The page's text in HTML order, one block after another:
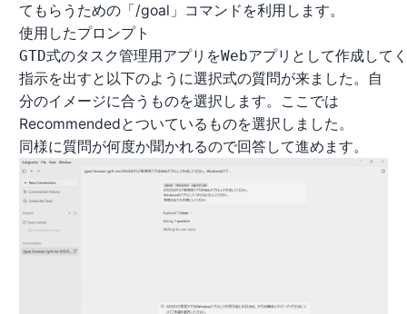
てもらうための「/goal」コマンドを利用します。
使用したプロンプト
GTD式のタスク管理用アプリをWebアプリとして作成し
指示を出すと以下のように選択式の質問が来ました。自
分のイメージに合うものを選択します。ここでは
Recommendedとついているものを選択しました。
同様に質問が何度か聞かれるので回答して進めます。